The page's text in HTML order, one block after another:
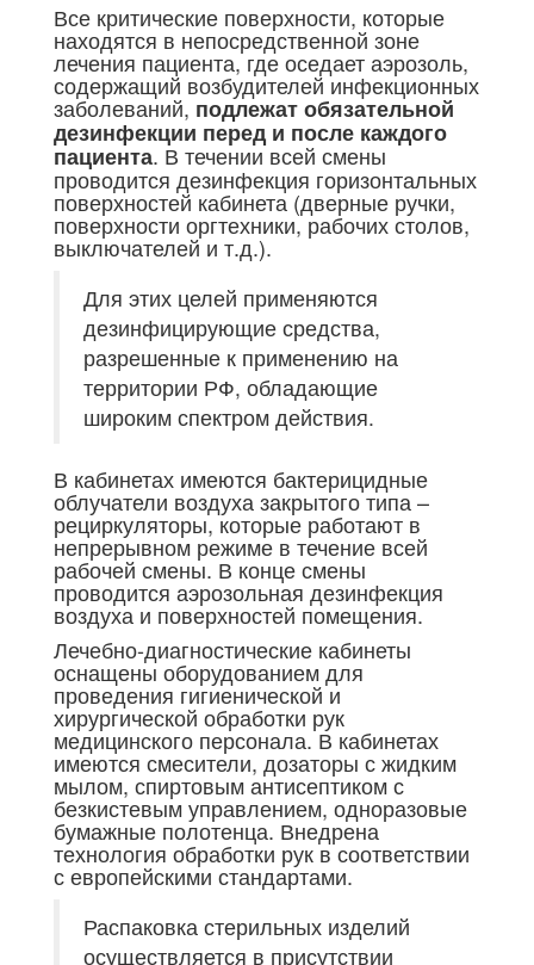
Все критические поверхности, которые
находятся в непосредственной зоне
лечения пациента, где оседает аэрозоль,
содержащий возбудителей инфекционных
заболеваний, подлежат обязательной
дезинфекции перед и после каждого
пациента. В течении всей смены
проводится дезинфекция горизонтальных
поверхностей кабинета (дверные ручки,
поверхности оргтехники, рабочих столов,
выключателей и т.д.).
Для этих целей применяются
дезинфицирующие средства,
разрешенные к применению на
территории РФ, обладающие
широким спектром действия.
В кабинетах имеются бактерицидные
облучатели воздуха закрытого типа –
рециркуляторы, которые работают в
непрерывном режиме в течение всей
рабочей смены. В конце смены
проводится аэрозольная дезинфекция
воздуха и поверхностей помещения.
Лечебно-диагностические кабинеты
оснащены оборудованием для
проведения гигиенической и
хирургической обработки рук
медицинского персонала. В кабинетах
имеются смесители, дозаторы с жидким
мылом, спиртовым антисептиком с
безкистевым управлением, одноразовые
бумажные полотенца. Внедрена
технология обработки рук в соответствии
с европейскими стандартами.
Распаковка стерильных изделий
осуществляется в присутствии